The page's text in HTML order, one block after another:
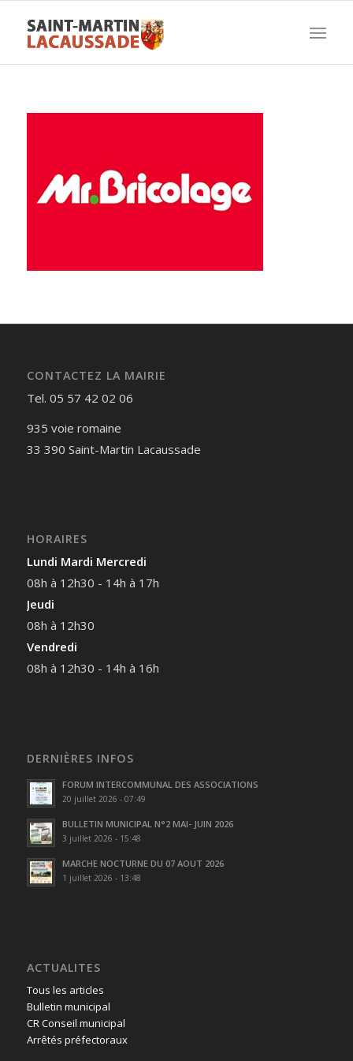
CONTACTEZ LA MAIRIE
Tel. 05 57 42 02 06
935 voie romaine
33 390 Saint-Martin Lacaussade
HORAIRES
Lundi Mardi Mercredi
08h à 12h30 - 14h à 17h
Jeudi
08h à 12h30
Vendredi
08h à 12h30 - 14h à 16h
DERNIÈRES INFOS
FORUM INTERCOMMUNAL DES ASSOCIATIONS
20 juillet 2026 - 07:49
BULLETIN MUNICIPAL N°2 MAI- JUIN 2026
3 juillet 2026 - 15:48
MARCHE NOCTURNE DU 07 AOUT 2026
1 juillet 2026 - 13:48
ACTUALITES
Tous les articles
Bulletin municipal
CR Conseil municipal
Arrêtés préfectoraux